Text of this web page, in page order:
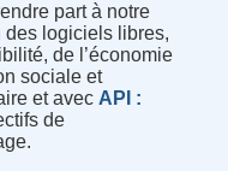
part à notre
des logiciels libres,
de l’économie
sociale et
et avec API :
de